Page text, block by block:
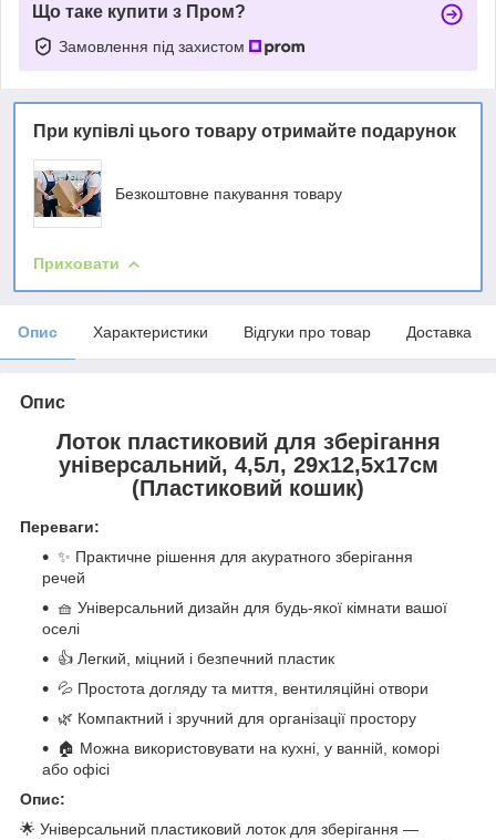
Що таке купити з Пром?
Замовлення під захистом
При купівлі цього товару отримайте подарунок
Безкоштовне пакування товару
Приховати
Опис Характеристики Відгуки про товар Доставка
Опис
Лоток пластиковий для зберігання
універсальний, 4,5л, 29x12,5x17см
(Пластиковий кошик)
Переваги:
✨ Практичне рішення для акуратного зберігання
речей
🧺 Універсальний дизайн для будь-якої кімнати вашої
оселі
👍 Легкий, міцний і безпечний пластик
💦 Простота догляду та миття, вентиляційні отвори
🌿 Компактний і зручний для організації простору
🏠 Можна використовувати на кухні, у ванній, коморі
або офісі
Опис:
🌟 Універсальний пластиковий лоток для зберігання —